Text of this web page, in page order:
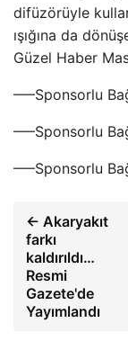
difüzörüyle
ışığına da
Güzel Haber
—–Sponsorlu
—–Sponsorlu
—–Sponsorlu
← Akaryakıt
farkı
kaldırıldı…
Resmi
Gazete'de
Yayımlandı